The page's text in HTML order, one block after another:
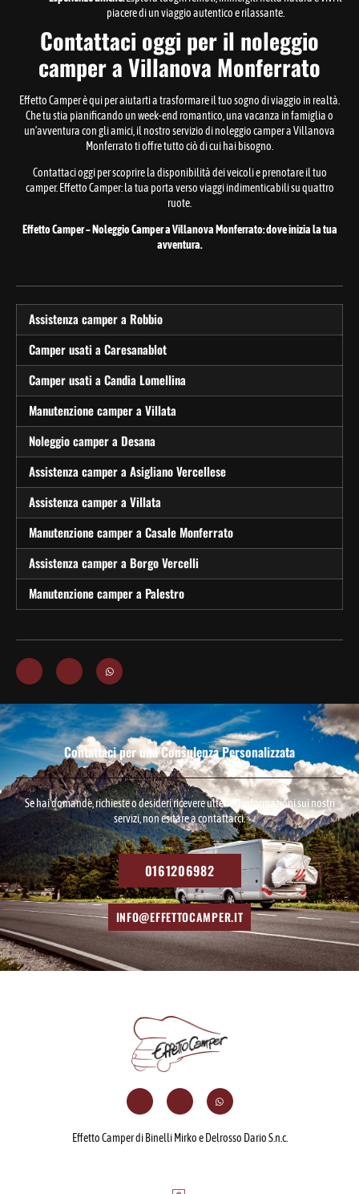
piacere di un viaggio autentico e rilassante.
Contattaci oggi per il noleggio
camper a Villanova Monferrato
Effetto Camper è qui per aiutarti a trasformare il tuo sogno di viaggio in realtà.
Che tu stia pianificando un week-end romantico, una vacanza in famiglia o
un’avventura con gli amici, il nostro servizio di noleggio camper a Villanova
Monferrato ti offre tutto ciò di cui hai bisogno.
Contattaci oggi per scoprire la disponibilità dei veicoli e prenotare il tuo
camper. Effetto Camper: la tua porta verso viaggi indimenticabili su quattro
ruote.
Effetto Camper – Noleggio Camper a Villanova Monferrato: dove inizia la tua
avventura.
Assistenza camper a Robbio
Camper usati a Caresanablot
Camper usati a Candia Lomellina
Manutenzione camper a Villata
Noleggio camper a Desana
Assistenza camper a Asigliano Vercellese
Assistenza camper a Villata
Manutenzione camper a Casale Monferrato
Assistenza camper a Borgo Vercelli
Manutenzione camper a Palestro
Contattaci per una Consulenza Personalizzata
Se hai domande, richieste o desideri ricevere ulteriori informazioni sui nostri
servizi, non esitare a contattarci.
0161206982
INFO@EFFETTOCAMPER.IT
Effetto Camper di Binelli Mirko e Delrosso Dario S.n.c.